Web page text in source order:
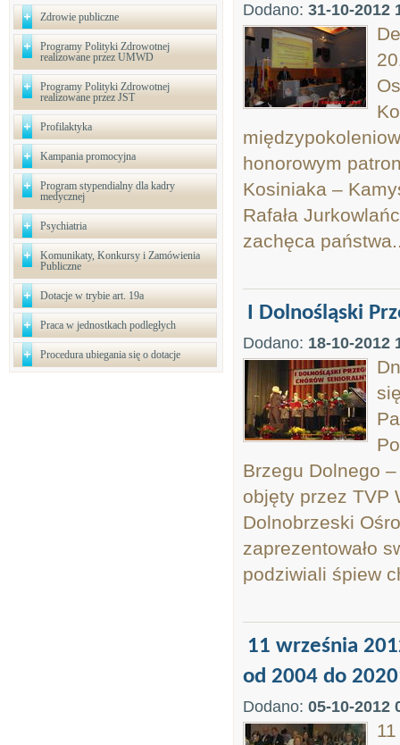
Zdrowie publiczne
Programy Polityki Zdrowotnej
realizowane przez UMWD
Programy Polityki Zdrowotnej
realizowane przez JST
Profilaktyka
Kampania promocyjna
Program stypendialny dla kadry
medycznej
Psychiatria
Komunikaty, Konkursy i Zamówienia
Publiczne
Dotacje w trybie art. 19a
Praca w jednostkach podległych
Procedura ubiegania się o dotacje
Dodano: 31-10-2012
honorowym
Kosiniaka –
Rafała
zachęca
I Dolnośląski
Dodano: 18-10-2012
Brzegu Dolnego
objęty przez TVP
Dolnobrzeski
zaprezentowało
podziwiali śpiew
11 września
od 2004 do
Dodano: 05-10-2012